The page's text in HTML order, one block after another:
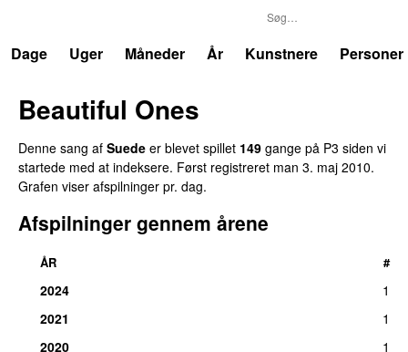
Dage
Uger Måneder År Kunstnere Personer
Beautiful Ones
Denne sang af Suede er blevet spillet 149 gange på P3 siden vi
startede med at indeksere. Først registreret man 3. maj 2010.
Grafen viser afspilninger pr. dag.
Afspilninger gennem årene
ÅR #
2024
1
2021
1
2020
1